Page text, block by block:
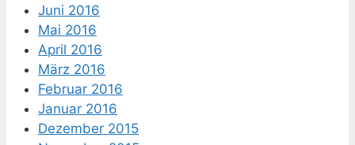
Juni 2016
Mai 2016
April 2016
März 2016
Februar 2016
Januar 2016
Dezember 2015